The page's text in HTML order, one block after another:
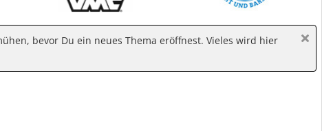
bevor Du ein neues Thema eröffnest. Vieles wird hier